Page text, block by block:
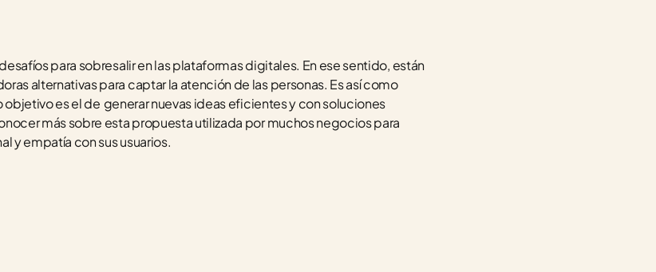
para sobresalir en las plataformas digitales. En ese sentido, están
alternativas para captar la atención de las personas. Es así como
objetivo es el de generar nuevas ideas eficientes y con soluciones
más sobre esta propuesta utilizada por muchos negocios para
y empatía con sus usuarios.